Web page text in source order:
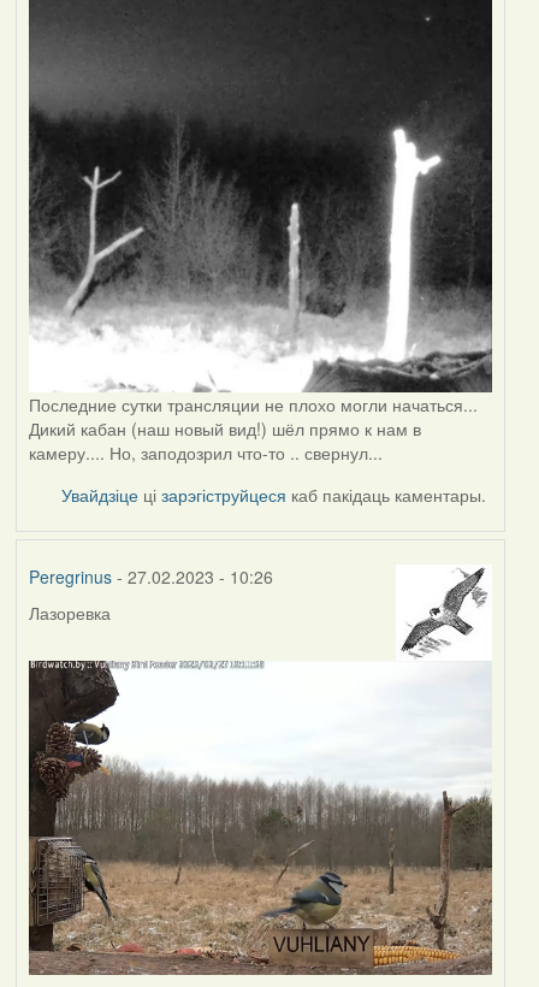
Последние сутки трансляции не плохо могли начаться...
Дикий кабан (наш новый вид!) шёл прямо к нам в
камеру.... Но, заподозрил что-то .. свернул...
Увайдзіце цізарэгіструйцеся каб пакідаць каментары.
Peregrinus- 27.02.2023 - 10:26
Лазоревка